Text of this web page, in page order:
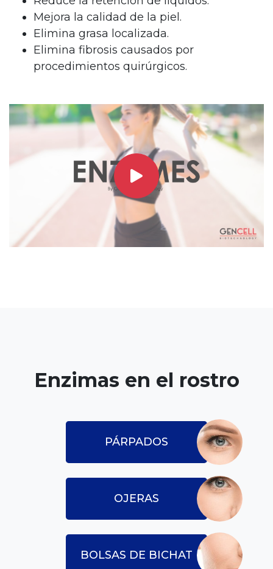
Mejora la calidad de la piel.
Elimina grasa localizada.
Elimina fibrosis causados por
procedimientos quirúrgicos.
Enzimas en el rostro
PÁRPADOS
OJERAS
BOLSAS DE BICHAT